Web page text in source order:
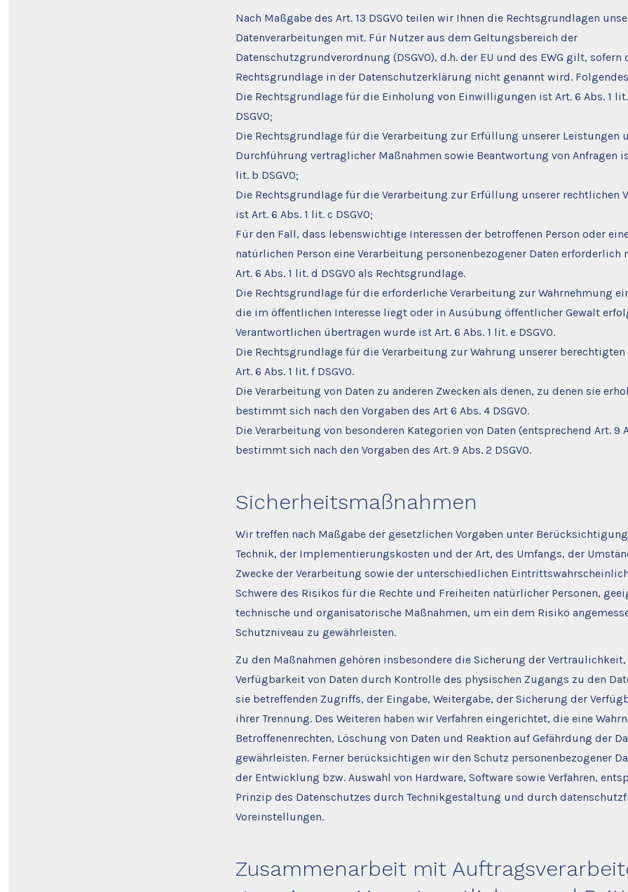
Nach Maßgabe des Art. 13 DSGVO teilen wir Ihnen die Rechtsgrundlagen
Datenverarbeitungen mit. Für Nutzer aus dem Geltungsbereich der
Datenschutzgrundverordnung (DSGVO), d.h. der EU und des EWG gilt, sofern
Rechtsgrundlage in der Datenschutzerklärung nicht genannt wird.
Die Rechtsgrundlage für die Einholung von Einwilligungen ist Art. 6 Abs. 1
DSGVO;
Die Rechtsgrundlage für die Verarbeitung zur Erfüllung unserer Leistungen
Durchführung vertraglicher Maßnahmen sowie Beantwortung von Anfragen
lit. b DSGVO;
Die Rechtsgrundlage für die Verarbeitung zur Erfüllung unserer rechtlichen
ist Art. 6 Abs. 1 lit. c DSGVO;
Für den Fall, dass lebenswichtige Interessen der betroffenen Person oder
natürlichen Person eine Verarbeitung personenbezogener Daten erforderlich
Art. 6 Abs. 1 lit. d DSGVO als Rechtsgrundlage.
Die Rechtsgrundlage für die erforderliche Verarbeitung zur Wahrnehmung
die im öffentlichen Interesse liegt oder in Ausübung öffentlicher Gewalt
Verantwortlichen übertragen wurde ist Art. 6 Abs. 1 lit. e DSGVO.
Die Rechtsgrundlage für die Verarbeitung zur Wahrung unserer
Art. 6 Abs. 1 lit. f DSGVO.
Die Verarbeitung von Daten zu anderen Zwecken als denen, zu denen sie
bestimmt sich nach den Vorgaben des Art 6 Abs. 4 DSGVO.
Die Verarbeitung von besonderen Kategorien von Daten (entsprechend Art. 9
bestimmt sich nach den Vorgaben des Art. 9 Abs. 2 DSGVO.
Sicherheitsmaßnahmen
Wir treffen nach Maßgabe der gesetzlichen Vorgaben unter
Technik, der Implementierungskosten und der Art, des Umfangs, der
Zwecke der Verarbeitung sowie der unterschiedlichen
Schwere des Risikos für die Rechte und Freiheiten natürlicher Personen,
technische und organisatorische Maßnahmen, um ein dem Risiko
Schutzniveau zu gewährleisten.
Zu den Maßnahmen gehören insbesondere die Sicherung der
Verfügbarkeit von Daten durch Kontrolle des physischen Zugangs zu den
sie betreffenden Zugriffs, der Eingabe, Weitergabe, der Sicherung der
ihrer Trennung. Des Weiteren haben wir Verfahren eingerichtet, die eine
Betroffenenrechten, Löschung von Daten und Reaktion auf Gefährdung der
gewährleisten. Ferner berücksichtigen wir den Schutz personenbezogener
der Entwicklung bzw. Auswahl von Hardware, Software sowie Verfahren,
Prinzip des Datenschutzes durch Technikgestaltung und durch
Voreinstellungen.
Zusammenarbeit mit